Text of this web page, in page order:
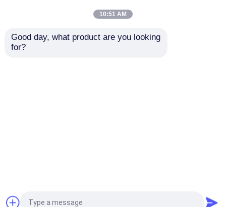
ShenzhenYijiajie Electronic Co., Ltd.. All Rights
10:51 AM
Good day, what product are you looking
for?